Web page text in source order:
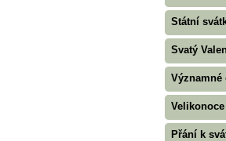
Státní
Svatý
Významné
Velikonoce
Přání k